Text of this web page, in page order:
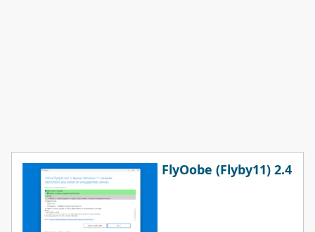
FlyOobe (Flyby11) 2.4